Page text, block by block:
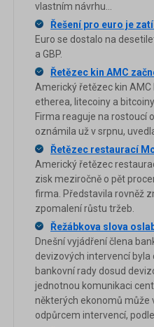
vlastním návrhu...
Řešení pro euro je
Euro se dostalo na
a GBP.
Řetězec kin AMC
Americký řetězec kin
etherea, litecoiny a
Firma reaguje na rostoucí
oznámila už v srpnu,
Řetězec restaurací
Americký řetězec
zisk meziročně o pět
firma. Představila rovněž
zpomalení růstu tržeb.
Řežábkova slova
Dnešní vyjádření člena
devizových intervencí byla
bankovní rady dosud
jednotnou komunikaci
některých ekonomů může
odpůrcem intervencí,